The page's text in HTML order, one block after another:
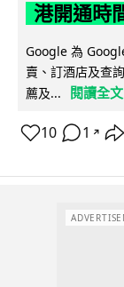
港開通時
Google 為
賣、訂酒店及查
薦及...
閱讀全文
10 1 ↗